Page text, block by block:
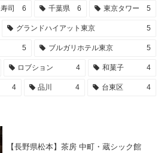
寿司 6 千葉県 6 東京タワー 5
グランドハイアット東京 5
5 ブルガリホテル東京 5
ロブション 4 和菓子 4
4 品川 4 台東区 4
【長野県松本】茶房 中町・蔵シック館